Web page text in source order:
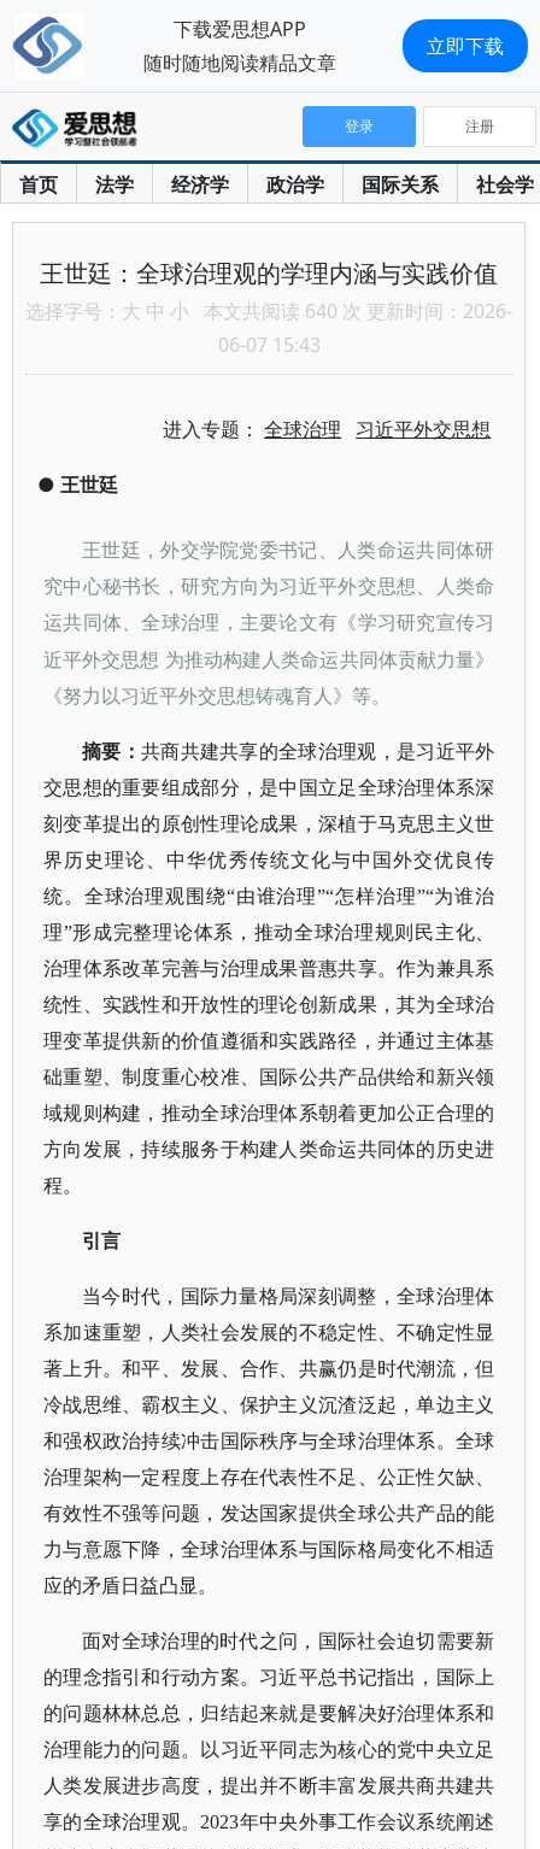
首页 法学 经济学 政治学 国际关系 社会学
登录 注册
王世廷：全球治理观的学理内涵与实践价值
选择字号： 大 中 小 本文共阅读 640 次 更新时间：2026-
06-07 15:43
进入专题：全球治理 习近平外交思想
● 王世廷
王世廷，外交学院党委书记、人类命运共同体研
究中心秘书长，研究方向为习近平外交思想、人类命
运共同体、全球治理，主要论文有《学习研究宣传习
近平外交思想 为推动构建人类命运共同体贡献力量》
《努力以习近平外交思想铸魂育人》等。
摘要 ： 共商共建共享的全球治理观，是习近平外
交思想的重要组成部分，是中国立足全球治理体系深
刻变革提出的原创性理论成果，深植于马克思主义世
界历史理论、中华优秀传统文化与中国外交优良传
统。全球治理观围绕“由谁治理”“怎样治理”“为谁治
理”形成完整理论体系，推动全球治理规则民主化、
治理体系改革完善与治理成果普惠共享。作为兼具系
统性、实践性和开放性的理论创新成果，其为全球治
理变革提供新的价值遵循和实践路径，并通过主体基
础重塑、制度重心校准、国际公共产品供给和新兴领
域规则构建，推动全球治理体系朝着更加公正合理的
方向发展，持续服务于构建人类命运共同体的历史进
程。
引言
当今时代，国际力量格局深刻调整，全球治理体
系加速重塑，人类社会发展的不稳定性、不确定性显
著上升。和平、发展、合作、共赢仍是时代潮流，但
冷战思维、霸权主义、保护主义沉渣泛起，单边主义
和强权政治持续冲击国际秩序与全球治理体系。全球
治理架构一定程度上存在代表性不足、公正性欠缺、
有效性不强等问题，发达国家提供全球公共产品的能
力与意愿下降，全球治理体系与国际格局变化不相适
应的矛盾日益凸显。
面对全球治理的时代之问，国际社会迫切需要新
的理念指引和行动方案。习近平总书记指出，国际上
的问题林林总总，归结起来就是要解决好治理体系和
治理能力的问题。以习近平同志为核心的党中央立足
人类发展进步高度，提出并不断丰富发展共商共建共
享的全球治理观。 2023年中央外事工作会议系统阐述
下载爱思想APP
随时随地阅读精品文章
立即下载